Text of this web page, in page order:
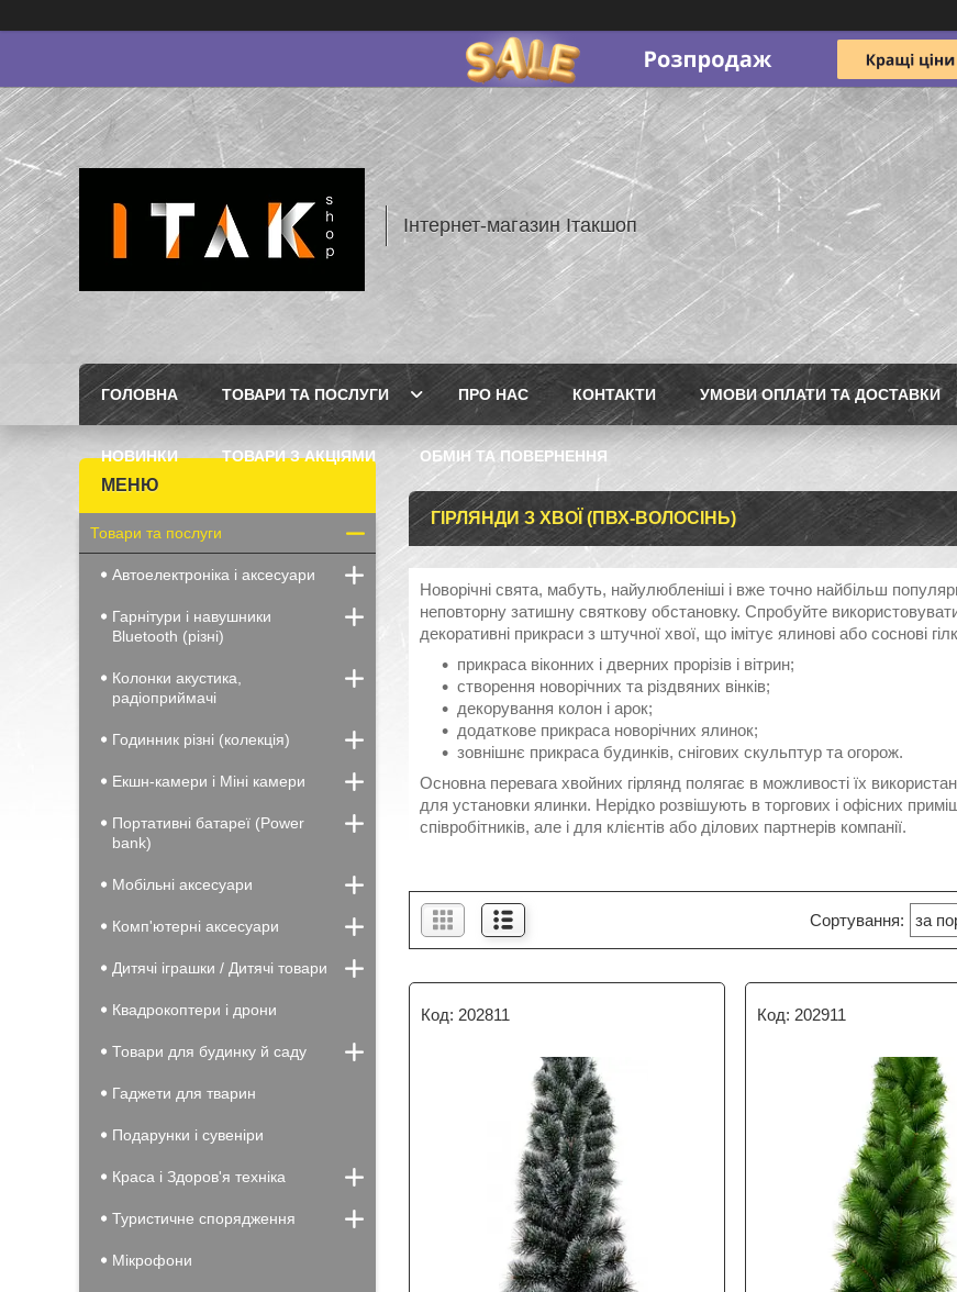
Інтернет-магазин Ітакшоп
ГОЛОВНА ТОВАРИ ТА ПОСЛУГИ ПРО НАС КОНТАКТИ УМОВИ ОПЛАТИ ТА ДОСТАВКИ
НОВИНКИ ТОВАРИ З АКЦІЯМИ ОБМІН ТА ПОВЕРНЕННЯ
ГІРЛЯНДИ З ХВОЇ (ПВХ-ВОЛОСІНЬ)
Новорічні свята, мабуть, найулюбленіші і вже точно найбільш
неповторну затишну святкову обстановку. Спробуйте
декоративні прикраси з штучної хвої, що імітує ялинові або соснові
прикраса віконних і дверних прорізів і вітрин;
створення новорічних та різдвяних вінків;
декорування колон і арок;
додаткове прикраса новорічних ялинок;
зовнішнє прикраса будинків, снігових скульптур та огорож.
Основна перевага хвойних гірлянд полягає в можливості їх
для установки ялинки. Нерідко розвішують в торгових і офісних
співробітників, але і для клієнтів або ділових партнерів компанії.
202811 202911
Товари та послуги
Автоелектроніка і аксесуари
Гарнітури і навушники
Bluetooth (різні)
Колонки акустика,
радіоприймачі
Годинник різні (колекція)
Екшн-камери і Міні камери
Портативні батареї (Power
bank)
Мобільні аксесуари
Комп'ютерні аксесуари
Дитячі іграшки / Дитячі товари
Квадрокоптери і дрони
Товари для будинку й саду
Гаджети для тварин
Подарунки і сувеніри
Краса і Здоров'я техніка
Туристичне спорядження
Мікрофони